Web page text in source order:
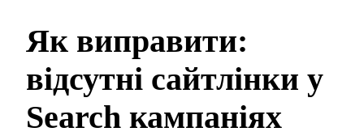
Як виправити:
відсутні сайтлінки у
Search кампаніях